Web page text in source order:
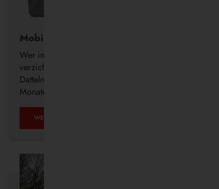
Mobil ohne Auto
Wer im Alter freiwillig auf seinen Führerschein
verzichtet, erhält ab sofort auch in Waltrop und
Datteln kostenlos ein DeutschlandTicket für drei
Monate.
WEITERLESEN …